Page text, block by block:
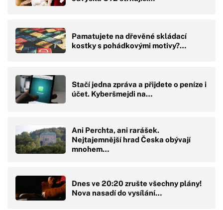
Pamatujete na dřevěné skládací
kostky s pohádkovými motivy?…
Stačí jedna zpráva a přijdete o peníze i
účet. Kyberšmejdi na…
Ani Perchta, ani rarášek.
Nejtajemnější hrad Česka obývají
mnohem…
Dnes ve 20:20 zrušte všechny plány!
Nova nasadí do vysílání…